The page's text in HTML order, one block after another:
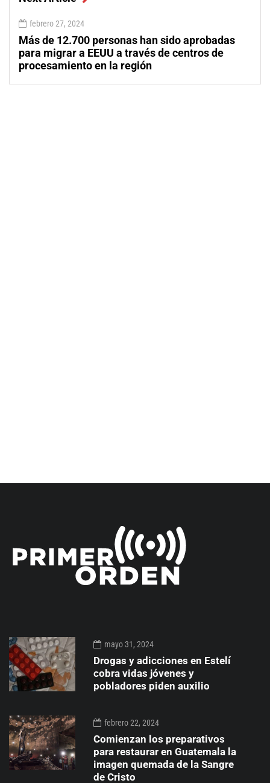
febrero 27, 2024
Más de 12.700 personas han sido aprobadas
para migrar a EEUU a través de centros de
procesamiento en la región
mayo 31, 2024
Drogas y adicciones en Estelí
cobra vidas jóvenes y
pobladores piden auxilio
febrero 22, 2024
Comienzan los preparativos
para restaurar en Guatemala la
imagen quemada de la Sangre
de Cristo